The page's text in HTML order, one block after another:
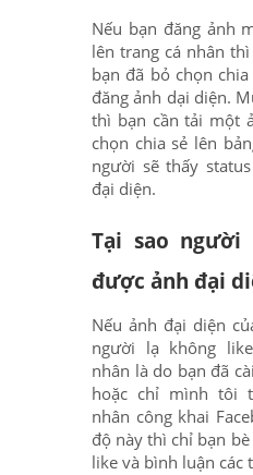
Nếu bạn đăng ảnh
lên trang cá nhân
bạn đã bỏ chọn
đăng ảnh dại diện.
thì bạn cần tải một
chọn chia sẻ lên
người sẽ thấy
đại diện.
Tại sao
được ảnh đại
Nếu ảnh đại diện
người lạ không
nhân là do bạn đã
hoặc chỉ mình tôi
nhân công khai
độ này thì chỉ bạn
like và bình luận các